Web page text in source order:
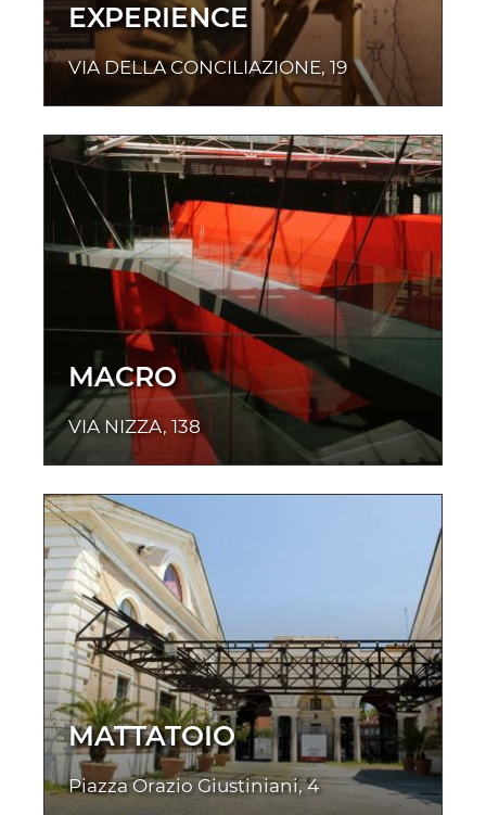
EXPERIENCE
VIA DELLA CONCILIAZIONE, 19
MACRO
VIA NIZZA, 138
MATTATOIO
Piazza Orazio Giustiniani, 4